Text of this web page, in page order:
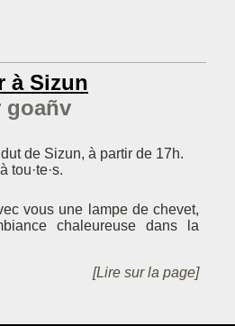
à Sizun
goañv
de Sizun, à partir de 17h.
tou·te·s.
vous une lampe de chevet,
chaleureuse dans la
[Lire sur la page]